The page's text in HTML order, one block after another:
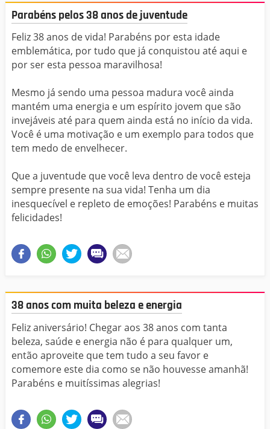
Parabéns pelos 38 anos de juventude
Feliz 38 anos de vida! Parabéns por esta idade
emblemática, por tudo que já conquistou até aqui e
por ser esta pessoa maravilhosa!
Mesmo já sendo uma pessoa madura você ainda
mantém uma energia e um espírito jovem que são
invejáveis até para quem ainda está no início da vida.
Você é uma motivação e um exemplo para todos que
tem medo de envelhecer.
Que a juventude que você leva dentro de você esteja
sempre presente na sua vida! Tenha um dia
inesquecível e repleto de emoções! Parabéns e muitas
felicidades!
38 anos com muita beleza e energia
Feliz aniversário! Chegar aos 38 anos com tanta
beleza, saúde e energia não é para qualquer um,
então aproveite que tem tudo a seu favor e
comemore este dia como se não houvesse amanhã!
Parabéns e muitíssimas alegrias!